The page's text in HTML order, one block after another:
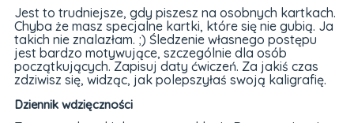
Jest to trudniejsze, gdy piszesz na osobnych kartkach.
Chyba że masz specjalne kartki, które się nie gubią. Ja
takich nie znalazłam. ;) Śledzenie własnego postępu
jest bardzo motywujące, szczególnie dla osób
początkujących. Zapisuj daty ćwiczeń. Za jakiś czas
zdziwisz się, widząc, jak polepszyłaś swoją kaligrafię.
Dziennik wdzięczności